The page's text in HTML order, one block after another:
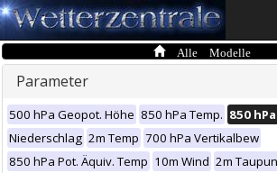
Alle Modelle
Parameter
500 hPa Geopot. Höhe 850 hPa Temp. 850
Niederschlag 2m Temp 700 hPa Vertikalbew
850 hPa Pot. Äquiv. Temp 10m Wind 2m